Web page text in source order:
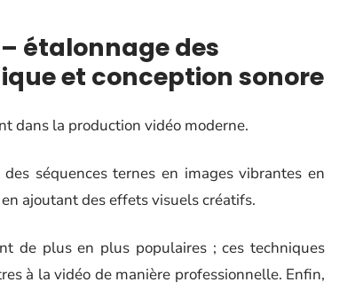
étalonnage des
et conception sonore
dans la production vidéo moderne.
séquences ternes en images vibrantes en
ajoutant des effets visuels créatifs.
de plus en plus populaires ; ces techniques
à la vidéo de manière professionnelle. Enfin,